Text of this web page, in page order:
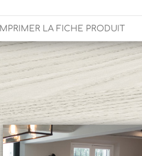
IMPRIMER LA FICHE PRODUIT